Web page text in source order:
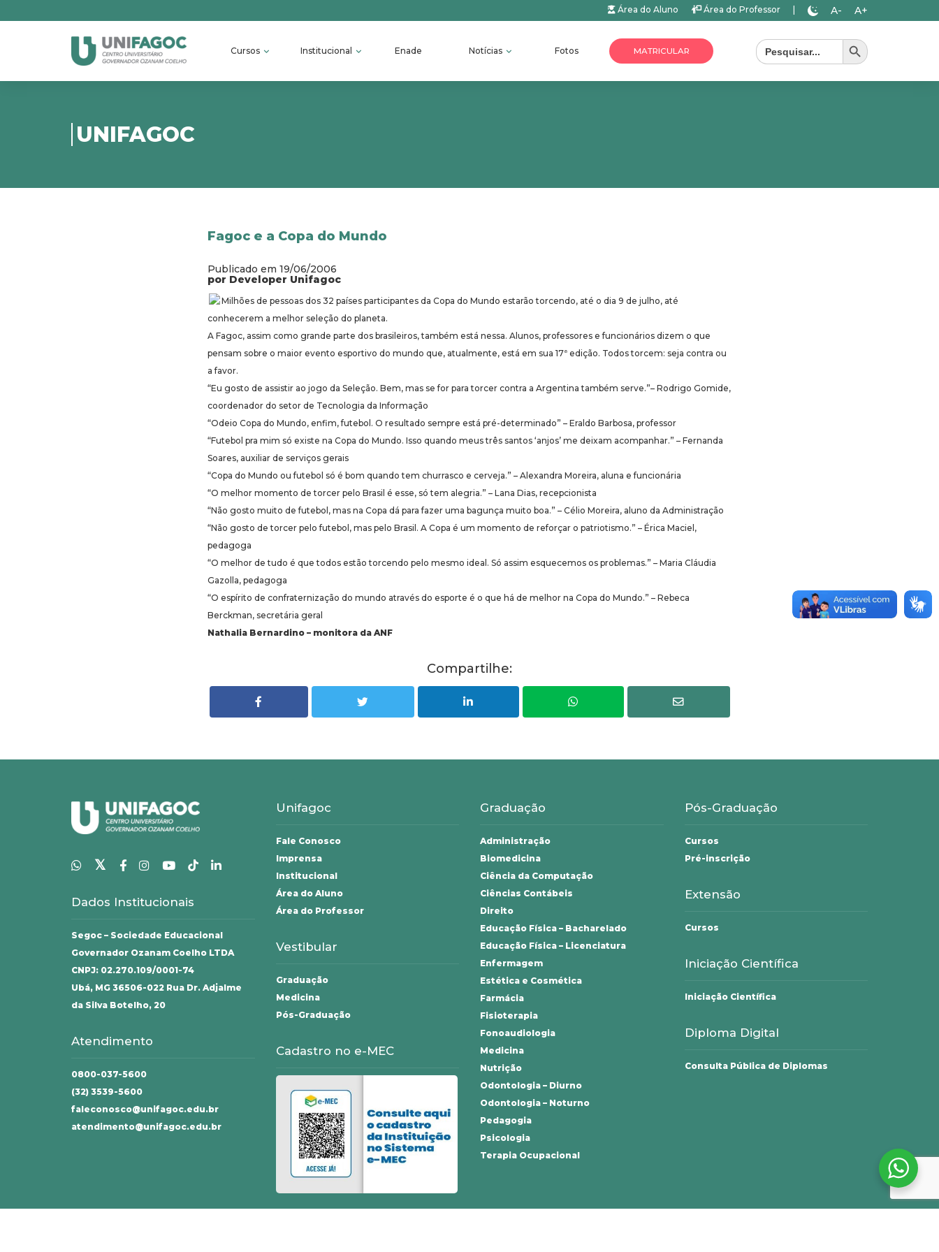
Área do Aluno Área do Professor A- A+
Cursos Institucional Enade Notícias Fotos MATRICULAR
Search
for:
Search Button
UNIFAGOC
Fagoc e a Copa do Mundo
Publicado em 19/06/2006
por Developer Unifagoc
Milhões de pessoas dos 32 países participantes da Copa do Mundo estarão torcendo, até o dia 9 de julho, até
conhecerem a melhor seleção do planeta.
A Fagoc, assim como grande parte dos brasileiros, também está nessa. Alunos, professores e funcionários dizem o que
pensam sobre o maior evento esportivo do mundo que, atualmente, está em sua 17ª edição. Todos torcem: seja contra ou
a favor.
“Eu gosto de assistir ao jogo da Seleção. Bem, mas se for para torcer contra a Argentina também serve.”– Rodrigo Gomide,
coordenador do setor de Tecnologia da Informação
“Odeio Copa do Mundo, enfim, futebol. O resultado sempre está pré-determinado” – Eraldo Barbosa, professor
“Futebol pra mim só existe na Copa do Mundo. Isso quando meus três santos ‘anjos’ me deixam acompanhar.” – Fernanda
Soares, auxiliar de serviços gerais
“Copa do Mundo ou futebol só é bom quando tem churrasco e cerveja.” – Alexandra Moreira, aluna e funcionária
“O melhor momento de torcer pelo Brasil é esse, só tem alegria.” – Lana Dias, recepcionista
“Não gosto muito de futebol, mas na Copa dá para fazer uma bagunça muito boa.” – Célio Moreira, aluno da Administração
“Não gosto de torcer pelo futebol, mas pelo Brasil. A Copa é um momento de reforçar o patriotismo.” – Érica Maciel,
pedagoga
“O melhor de tudo é que todos estão torcendo pelo mesmo ideal. Só assim esquecemos os problemas.” – Maria Cláudia
Gazolla, pedagoga
“O espírito de confraternização do mundo através do esporte é o que há de melhor na Copa do Mundo.” – Rebeca
Berckman, secretária geral
Nathalia Bernardino – monitora da ANF
Compartilhe:
𝕏
Dados Institucionais
Segoc – Sociedade Educacional
Governador Ozanam Coelho LTDA
CNPJ: 02.270.109/0001-74
Ubá, MG 36506-022 Rua Dr. Adjalme
da Silva Botelho, 20
Atendimento
0800-037-5600
(32) 3539-5600
faleconosco@unifagoc.edu.br
atendimento@unifagoc.edu.br
Unifagoc
Fale Conosco
Imprensa
Institucional
Área do Aluno
Área do Professor
Vestibular
Graduação
Medicina
Pós-Graduação
Cadastro no e-MEC
Graduação
Administração
Biomedicina
Ciência da Computação
Ciências Contábeis
Direito
Educação Física – Bacharelado
Educação Física – Licenciatura
Enfermagem
Estética e Cosmética
Farmácia
Fisioterapia
Fonoaudiologia
Medicina
Nutrição
Odontologia – Diurno
Odontologia – Noturno
Pedagogia
Psicologia
Terapia Ocupacional
Pós-Graduação
Cursos
Pré-inscrição
Extensão
Cursos
Iniciação Científica
Iniciação Científica
Diploma Digital
Consulta Pública de Diplomas